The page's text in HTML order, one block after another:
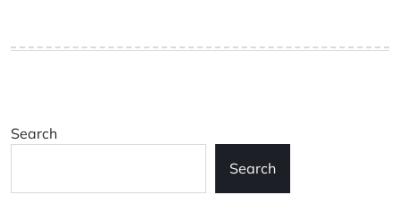
Search
Search